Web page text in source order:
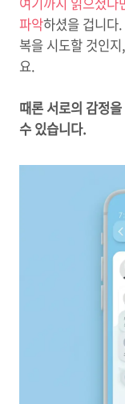
파악하셨을 겁니다
복을 시도할 것인
요.
때론 서로의 감정
수 있습니다.